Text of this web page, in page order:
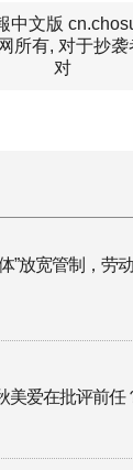
中文版
所有, 对于抄
对
”放宽管制，劳
美爱在批评前任